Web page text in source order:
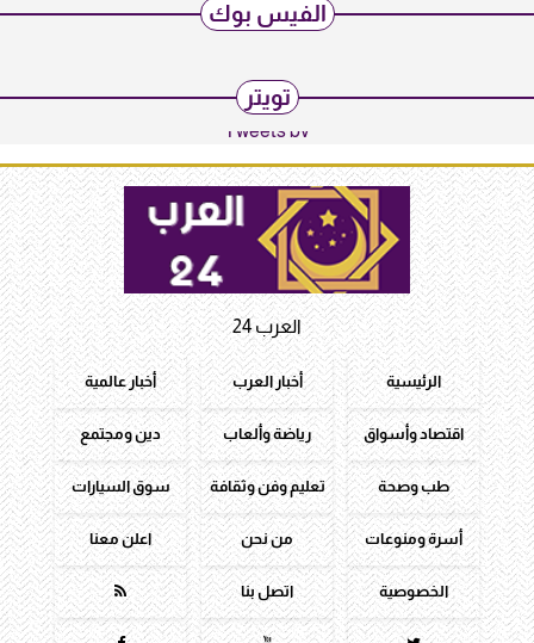
الفيس بوك
تويتر
Tweets by
العرب 24
الرئيسية أخبار العرب أخبار عالمية
اقتصاد وأسواق رياضة وألعاب دين ومجتمع
طب وصحة تعليم وفن وثقافة سوق السيارات
أسرة ومنوعات من نحن اعلن معنا
الخصوصية اتصل بنا 